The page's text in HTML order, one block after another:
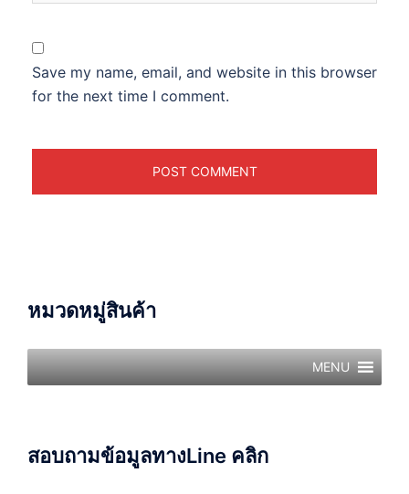
Save my name, email, and website in this browser
for the next time I comment.
หมวดหมู่สินค้า
MENU
สอบถามข้อมูลทางLine คลิก